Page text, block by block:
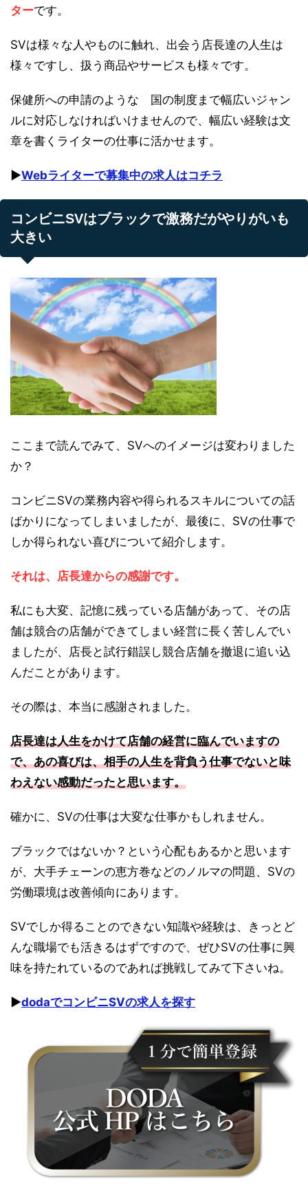
ターです。
SVは様々な人やものに触れ、出会う店長達の人生は
様々ですし、扱う商品やサービスも様々です。
保健所への申請のような 国の制度まで幅広いジャン
ルに対応しなければいけませんので、幅広い経験は文
章を書くライターの仕事に活かせます。
▶︎Webライターで募集中の求人はコチラ
コンビニSVはブラックで激務だがやりがいも
大きい
ここまで読んでみて、SVへのイメージは変わりました
か？
コンビニSVの業務内容や得られるスキルについての話
ばかりになってしまいましたが、最後に、SVの仕事で
しか得られない喜びについて紹介します。
それは、店長達からの感謝です。
私にも大変、記憶に残っている店舗があって、その店
舗は競合の店舗ができてしまい経営に長く苦しんでい
ましたが、店長と試行錯誤し競合店舗を撤退に追い込
んだことがあります。
その際は、本当に感謝されました。
店長達は人生をかけて店舗の経営に臨んでいますの
で、あの喜びは、相手の人生を背負う仕事でないと味
わえない感動だったと思います。
確かに、SVの仕事は大変な仕事かもしれません。
ブラックではないか？という心配もあるかと思います
が、大手チェーンの恵方巻などのノルマの問題、SVの
労働環境は改善傾向にあります。
SVでしか得ることのできない知識や経験は、きっとど
んな職場でも活きるはずですので、ぜひSVの仕事に興
味を持たれているのであれば挑戦してみて下さいね。
▶︎dodaでコンビニSVの求人を探す